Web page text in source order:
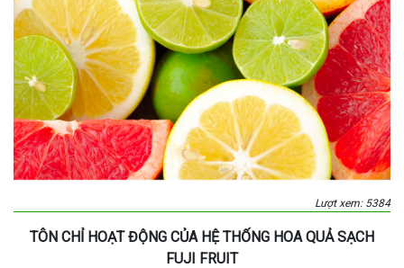
Lượt xem: 5384
TÔN CHỈ HOẠT ĐỘNG CỦA HỆ THỐNG HOA QUẢ SẠCH
FUJI FRUIT